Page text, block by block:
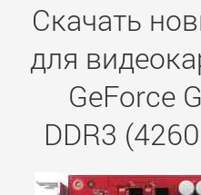
Скачать
для
GeForce
DDR3